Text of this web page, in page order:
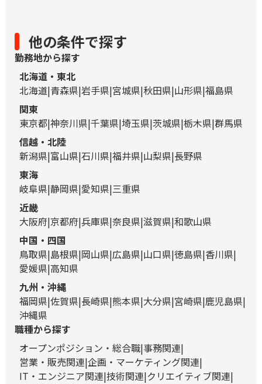
他の条件で探す
勤務地から探す
北海道・東北
北海道 青森県 岩手県 宮城県 秋田県 山形県 福島県
関東
東京都 神奈川県 千葉県 埼玉県 茨城県 栃木県 群馬県
信越・北陸
新潟県 富山県 石川県 福井県 山梨県 長野県
東海
岐阜県 静岡県 愛知県 三重県
近畿
大阪府 京都府 兵庫県 奈良県 滋賀県 和歌山県
中国・四国
鳥取県 島根県 岡山県 広島県 山口県 徳島県 香川県
愛媛県 高知県
九州・沖縄
福岡県 佐賀県 長崎県 熊本県 大分県 宮崎県 鹿児島県
沖縄県
職種から探す
オープンポジション・総合職 事務関連
営業・販売関連 企画・マーケティング関連
IT・エンジニア関連 技術関連 クリエイティブ関連